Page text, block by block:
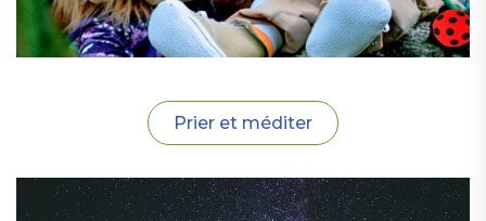
Prier et méditer